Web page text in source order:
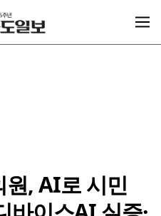
, AI로 시민